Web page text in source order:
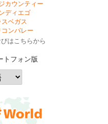
カウンティー
ディエゴ
ベガス
ンバレー
はこちらから
トフォン版